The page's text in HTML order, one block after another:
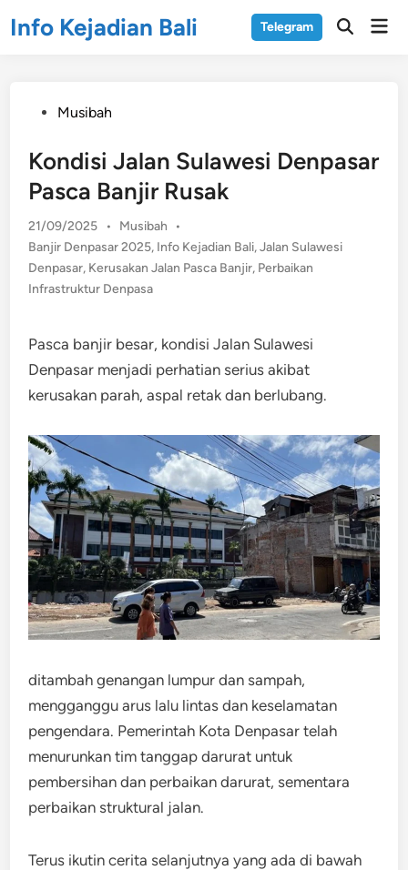
toInfo Kejadian Bali Telegram
Open
PostedMusibah
Kondisi Jalan Sulawesi Denpasar
Pasca Banjir Rusak
21/09/2025 •
Posted
in
Musibah
•
Banjir Denpasar 2025, Info Kejadian Bali,Jalan Sulawesi
Denpasar, Kerusakan Jalan Pasca Banjir, Perbaikan
Infrastruktur Denpasa
Pasca banjir besar, kondisi Jalan Sulawesi
Denpasar menjadi perhatian serius akibat
kerusakan parah, aspal retak dan berlubang.
ditambah genangan lumpur dan sampah,
mengganggu arus lalu lintas dan keselamatan
pengendara. Pemerintah Kota Denpasar telah
menurunkan tim tanggap darurat untuk
pembersihan dan perbaikan darurat, sementara
perbaikan struktural jalan.
Terus ikutin cerita selanjutnya yang ada di bawah